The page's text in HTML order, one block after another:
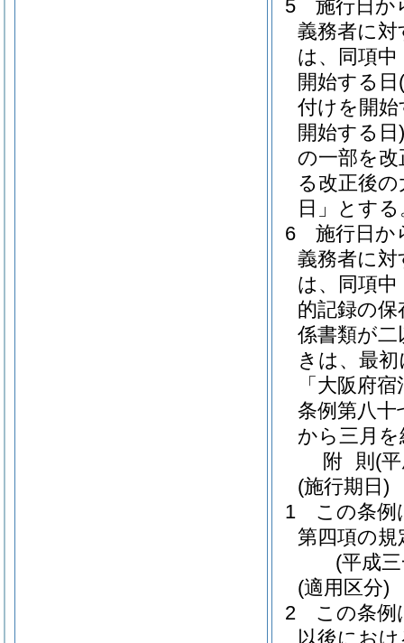
5
施行日か
義務者に
は、同項
開始する日
付けを開
開始する日)
の一部を
る改正後
日」とする
6
施行日か
義務者に
は、同項
的記録の
係書類が
きは、最
「大阪府
条例第八十
から三月
附 則 (
(施行期日)
1
この条例
第四項の
(平成
(適用区分)
2
この条例
以後にお